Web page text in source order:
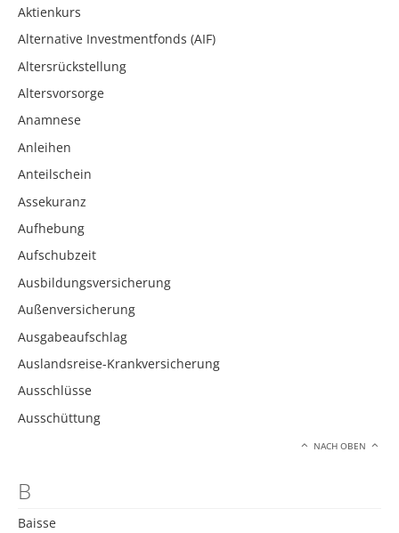
Aktienkurs
Alternative Investmentfonds (AIF)
Altersrückstellung
Altersvorsorge
Anamnese
Anleihen
Anteilschein
Assekuranz
Aufhebung
Aufschubzeit
Ausbildungsversicherung
Außenversicherung
Ausgabeaufschlag
Auslandsreise-Krankversicherung
Ausschlüsse
Ausschüttung
NACH OBEN
B
Baisse